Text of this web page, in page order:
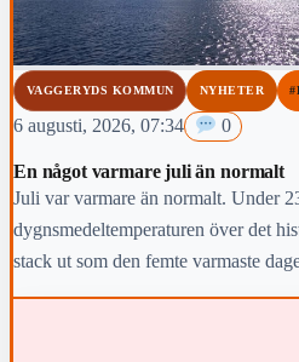
VAGGERYDS KOMMUN NYHETER
6 augusti, 2026, 07:34 0
En något varmare juli än normalt
Juli var varmare än normalt. Under
dygnsmedeltemperaturen över det
stack ut som den femte varmaste